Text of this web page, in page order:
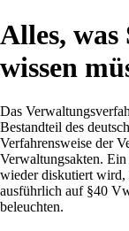
Alles,
wissen
Das
Bestandteil des
Verfahrensweise der
Verwaltungsakten.
wieder diskutiert
ausführlich auf §40
beleuchten.